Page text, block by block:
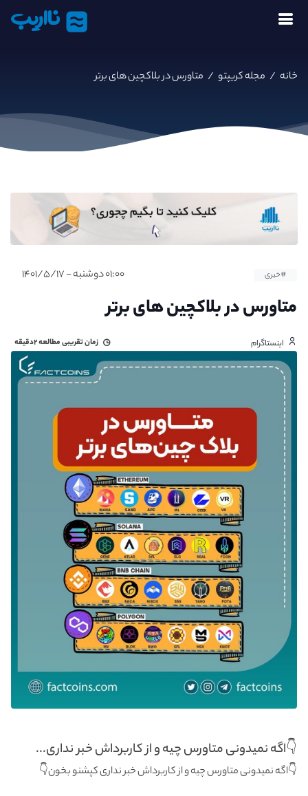
نااریب
خانه / مجله کریپتو / متاورس در بلاکچین های برتر
#خبری ۰۱:۰۰ دوشنبه - ۱۴۰۱/۵/۱۷
متاورس در بلاکچین های برتر
اینستاگرام زمان تقریبی مطالعه۲دقیقه
👇اگه نمیدونی متاورس چیه و از کاربرداش خبر نداری...
👇اگه نمیدونی متاورس چیه و از کاربرداش خبر نداری کپشنو بخون👇